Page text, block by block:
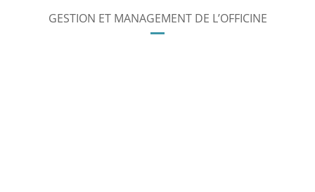
GESTION ET MANAGEMENT DE L’OFFICINE